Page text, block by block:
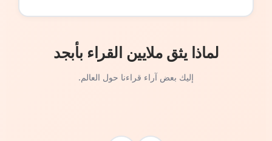
لماذا يثق ملايين القراء بأبجد
إليك بعض آراء قراءنا حول العالم.